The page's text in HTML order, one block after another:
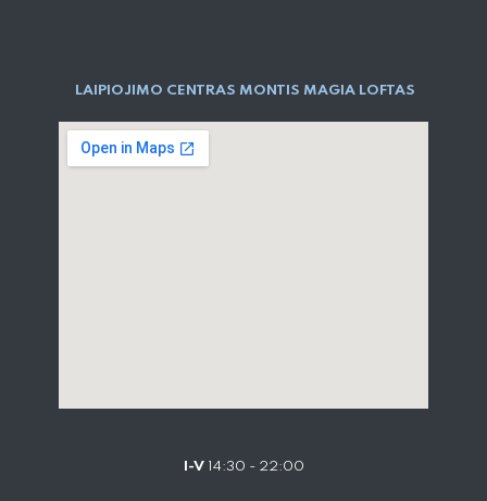
LAIPIOJIMO CENTRAS MONTIS MAGIA LOFTAS
I-V14:30 - 22:00